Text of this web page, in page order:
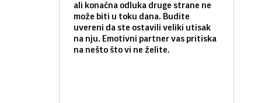
ali konačna odluka druge strane ne
može biti u toku dana. Budite
uvereni da ste ostavili veliki utisak
na nju. Emotivni partner vas pritiska
na nešto što vi ne želite.